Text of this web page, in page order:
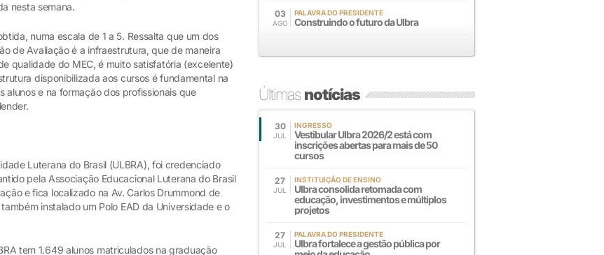
nesta semana.
numa escala de 1 a 5. Ressalta que um dos
de Avaliação é a infraestrutura, que de maneira
qualidade do MEC, é muito satisfatória (excelente)
disponibilizada aos cursos é fundamental na
alunos e na formação dos profissionais que
Luterana do Brasil (ULBRA), foi credenciado
pela Associação Educacional Luterana do Brasil
e fica localizado na Av. Carlos Drummond de
instalado um Polo EAD da Universidade e o
tem 1.649 alunos matriculados na graduação
03
AGO
PALAVRA DO PRESIDENTE
Construindo o futuro da Ulbra
Últimasnotícias
30
JUL
INGRESSO
Vestibular Ulbra 2026/2 está com
inscrições abertas para mais de 50
cursos
27
JUL
INSTITUIÇÃO DE ENSINO
Ulbra consolida retomada com
educação, investimentos e múltiplos
projetos
27
JUL
PALAVRA DO PRESIDENTE
Ulbra fortalece a gestão pública por